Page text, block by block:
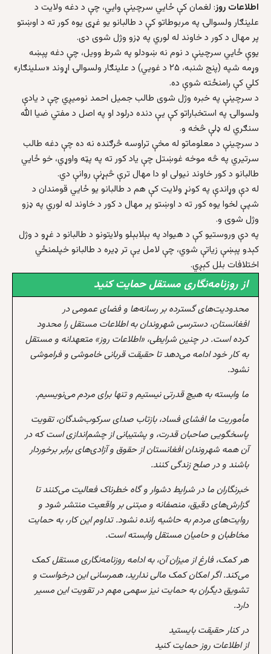
اطلاعات روز: لغمان کې ځایي سرچینې وایي، چې د دغه ولایت د
علینګار ولسوالۍ په مربوطاتو کې د طالبانو یو غړی یوه کور ته د اوښتو
پر مهال د کور د خاوند له لوري په ډزو وژل شوی دی.
یوې ځایي سرچینې د نوم نه ښودلو په شرط وویل، چې دغه پېښه
وړمه شپه (پنج شنبه، ۲۵ د غویي) د علینګار ولسوالۍ اړوند «سلینګار»
کلي کې رامنځته شوې ده.
د سرچینې په خبره وژل شوی طالب جمیل احمد نومیږي چې د یادې
ولسوالۍ په استخباراتو کې یې دنده درلود او په اصل د مفتي ضیا الله
سنګري له ډلې څخه و.
د سرچینې د معلوماتو له مخې تراوسه څرګنده نه ده چې دغه طالب
سرتیري په څه موخه غوښتل چې یاد کور ته په پټه واوړي، خو ځایي
طالبانو د کور خاوند نیولی او دا مهال ترې څېړنې روانې دي.
له دې وړاندې په کونړ ولایت کې هم د طالبانو یو ځایي قومندان د
شپې لخوا یوه کور ته د اوښتو پر مهال د کور د خاوند له لوري په ډزو
وژل شوی و.
په دې وروستیو کې د هیواد په بېلابېلو ولایتونو د طالبانو د غړو د وژل
کېدو پېښې زیاتې شوي، چې لامل یې تر ډیره د طالبانو خپلمنځي
اختلافات بلل کېږي.
از روزنامه‌نگاری مستقل حمایت کنید
محدودیت‌های گسترده بر رسانه‌ها و فضای عمومی در
افغانستان، دسترسی شهروندان به اطلاعات مستقل را محدود
کرده است. در چنین شرایطی، «اطلاعات روز» متعهدانه و مستقل
به کار خود ادامه می‌دهد تا حقیقت قربانی خاموشی و فراموشی
نشود.
ما وابسته به هیچ قدرتی نیستیم و تنها برای مردم می‌نویسیم.
مأموریت ما افشای فساد، بازتاب صدای سرکوب‌شدگان، تقویت
پاسخگویی صاحبان قدرت، و پشتیبانی از چشم‌اندازی است که در
آن همه شهروندان افغانستان از حقوق و آزادی‌های برابر برخوردار
باشند و در صلح زندگی کنند.
خبرنگاران ما در شرایط دشوار و گاه خطرناک فعالیت می‌کنند تا
گزارش‌های دقیق، منصفانه و مبتنی بر واقعیت منتشر شود و
روایت‌های مردم به حاشیه رانده نشود. تداوم این کار، به حمایت
مخاطبان و حامیان مستقل وابسته است.
هر کمک، فارغ از میزان آن، به ادامه روزنامه‌نگاری مستقل کمک
می‌کند. اگر امکان کمک مالی ندارید، همرسانی این درخواست و
تشویق دیگران به حمایت نیز سهمی مهم در تقویت این مسیر
دارد.
در کنار حقیقت بایستید
از اطلاعات روز حمایت کنید